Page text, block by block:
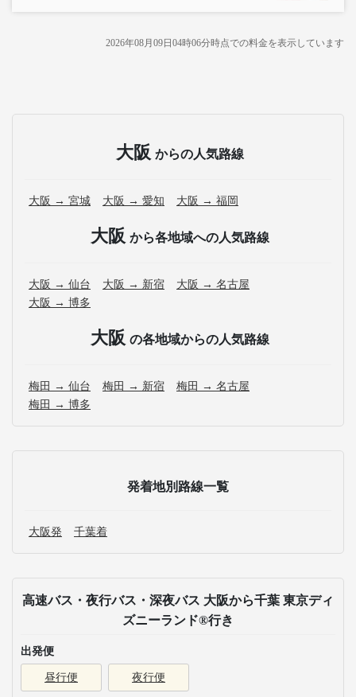
2026年08月09日04時06分時点での料金を表示しています
大阪 からの人気路線
大阪 → 宮城 大阪 → 愛知 大阪 → 福岡
大阪 から各地域への人気路線
大阪 → 仙台 大阪 → 新宿
大阪 → 名古屋
大阪 → 博多
大阪 の各地域からの人気路線
梅田 → 仙台 梅田 → 新宿
梅田 → 名古屋
梅田 → 博多
発着地別路線一覧
大阪発 千葉着
高速バス・夜行バス・深夜バス 大阪から千葉 東京ディ
ズニーランド®行き
出発便
昼行便 夜行便